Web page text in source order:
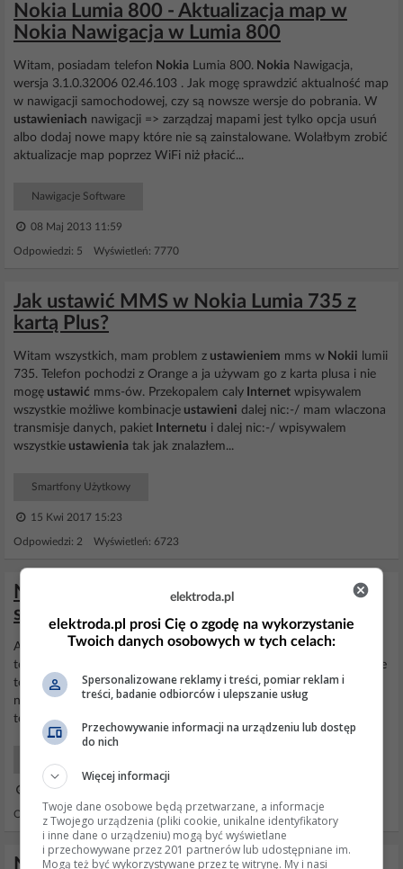
Nokia Lumia 800 - Aktualizacja map w
Nokia Nawigacja w Lumia 800
Witam, posiadam telefon Nokia Lumia 800. Nokia Nawigacja,
wersja 3.1.0.32006 02.46.103 . Jak mogę sprawdzić aktualność map
w nawigacji samochodowej, czy są nowsze wersje do pobrania. W
ustawieniach nawigacji => zarządzaj mapami jest tylko opcja usuń
albo dodaj nowe mapy które nie są zainstalowane. Wolałbym zrobić
aktualizacje map poprzez WiFi niż płacić...
Nawigacje Software
08 Maj 2013 11:59
Odpowiedzi: 5 Wyświetleń: 7770
Jak ustawić MMS w Nokia Lumia 735 z
kartą Plus?
Witam wszystkich, mam problem z ustawieniem mms w Nokii lumii
735. Telefon pochodzi z Orange a ja używam go z karta plusa i nie
mogę ustawić mms-ów. Przekopalem caly Internet wpisywalem
wszystkie możliwe kombinacje ustawieni dalej nic:-/ mam wlaczona
transmisje danych, pakiet Internetu i dalej nic:-/ wpisywalem
wszystkie ustawienia tak jak znalazłem...
Smartfony Użytkowy
15 Kwi 2017 15:23
Odpowiedzi: 2 Wyświetleń: 6723
Nokia lumia 535 dual sim - Jak
skonfigurować mms-a
Aby działały mmsy musi być włączona transmisja danych (internet)
to podstawa
często ustawiają się automatycznie jeśli nie
to trzeba ręcznie wpisać konfigurację z play. Jak dalej nie działa to
najlepiej zrobić reset doustawieńfabrycznych (tracą się dane z
telefonu) i zacząć konfigurację od nowa.
13 Sty 2016 19:11
Odpowiedzi: 5 Wyświetleń: 4026
Nokia Lumia - internet w komputerze z
elektroda.pl
elektroda.pl prosi Cię o zgodę na wykorzystanie
Twoich danych osobowych w tych celach:
Spersonalizowane reklamy i treści, pomiar reklam i
treści, badanie odbiorców i ulepszanie usług
Przechowywanie informacji na urządzeniu lub dostęp
do nich
Więcej informacji
Twoje dane osobowe będą przetwarzane, a informacje
z Twojego urządzenia (pliki cookie, unikalne identyfikatory
i inne dane o urządzeniu) mogą być wyświetlane
i przechowywane przez 201 partnerów lub udostępniane im.
Mogą też być wykorzystywane przez tę witrynę. My i nasi